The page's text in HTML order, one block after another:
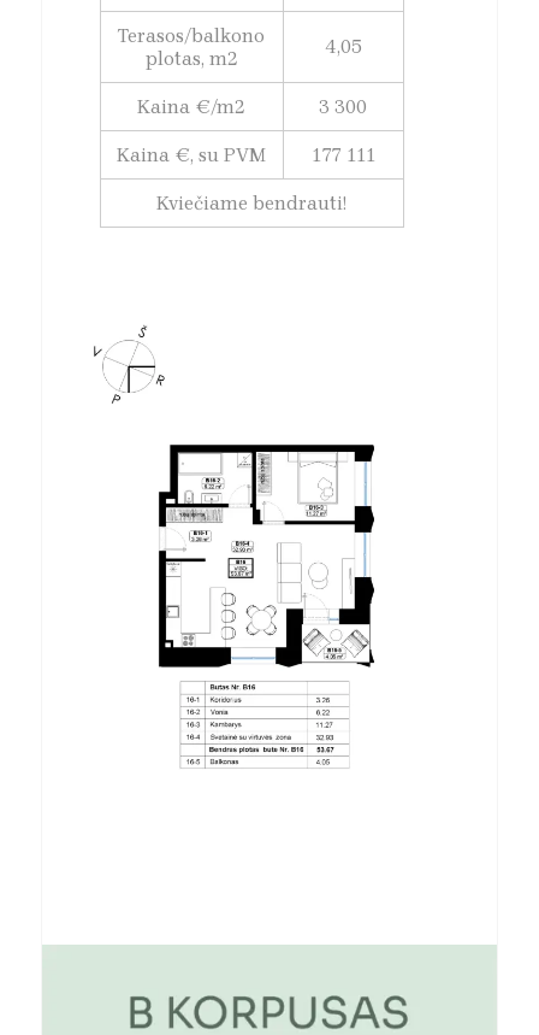
Terasos/balkono
plotas, m2
4,05
Kaina €/m2 3 300
Kaina €, su PVM 177 111
Kviečiame bendrauti!